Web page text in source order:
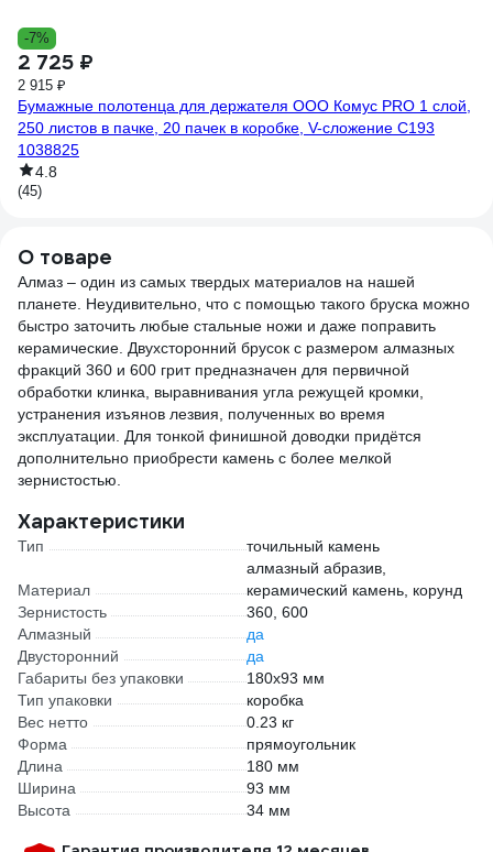
-7%
2 725 ₽
2 915 ₽
Бумажные полотенца для держателя ООО Комус PRO 1 слой,
250 листов в пачке, 20 пачек в коробке, V-сложение C193
1038825
4.8
(45)
О товаре
Алмаз – один из самых твердых материалов на нашей
планете. Неудивительно, что с помощью такого бруска можно
быстро заточить любые стальные ножи и даже поправить
керамические. Двухсторонний брусок с размером алмазных
фракций 360 и 600 грит предназначен для первичной
обработки клинка, выравнивания угла режущей кромки,
устранения изъянов лезвия, полученных во время
эксплуатации. Для тонкой финишной доводки придётся
дополнительно приобрести камень с более мелкой
зернистостью.
Характеристики
Тип точильный камень
Материал
алмазный абразив,
керамический камень, корунд
Зернистость
360, 600
Алмазный
да
Двусторонний
да
Габариты без упаковки
180х93 мм
Тип упаковки
коробка
Вес нетто
0.23 кг
Форма
прямоугольник
Длина
180 мм
Ширина
93 мм
Высота
34 мм